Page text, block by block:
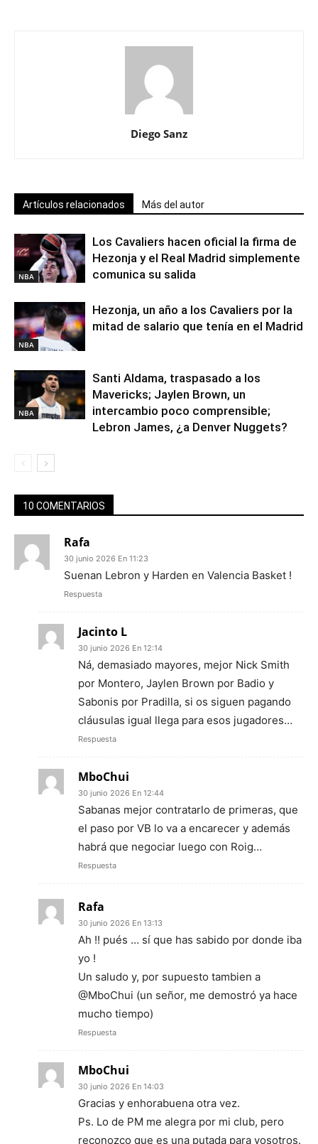
Diego Sanz
Artículos relacionados Más del autor
NBA
Los Cavaliers hacen oficial la firma de
Hezonja y el Real Madrid simplemente
comunica su salida
NBA
Hezonja, un año a los Cavaliers por la
mitad de salario que tenía en el Madrid
NBA
Santi Aldama, traspasado a los
Mavericks; Jaylen Brown, un
intercambio poco comprensible;
Lebron James, ¿a Denver Nuggets?
10 COMENTARIOS
Rafa
30 junio 2026 En 11:23
Suenan Lebron y Harden en Valencia Basket !
Respuesta
Jacinto L
30 junio 2026 En 12:14
Ná, demasiado mayores, mejor Nick Smith
por Montero, Jaylen Brown por Badio y
Sabonis por Pradilla, si os siguen pagando
cláusulas igual llega para esos jugadores…
Respuesta
MboChui
30 junio 2026 En 12:44
Sabanas mejor contratarlo de primeras, que
el paso por VB lo va a encarecer y además
habrá que negociar luego con Roig…
Respuesta
Rafa
30 junio 2026 En 13:13
Ah !! pués … sí que has sabido por donde iba
yo !
Un saludo y, por supuesto tambien a
@MboChui (un señor, me demostró ya hace
mucho tiempo)
Respuesta
MboChui
30 junio 2026 En 14:03
Gracias y enhorabuena otra vez.
Ps. Lo de PM me alegra por mi club, pero
reconozco que es una putada para vosotros.